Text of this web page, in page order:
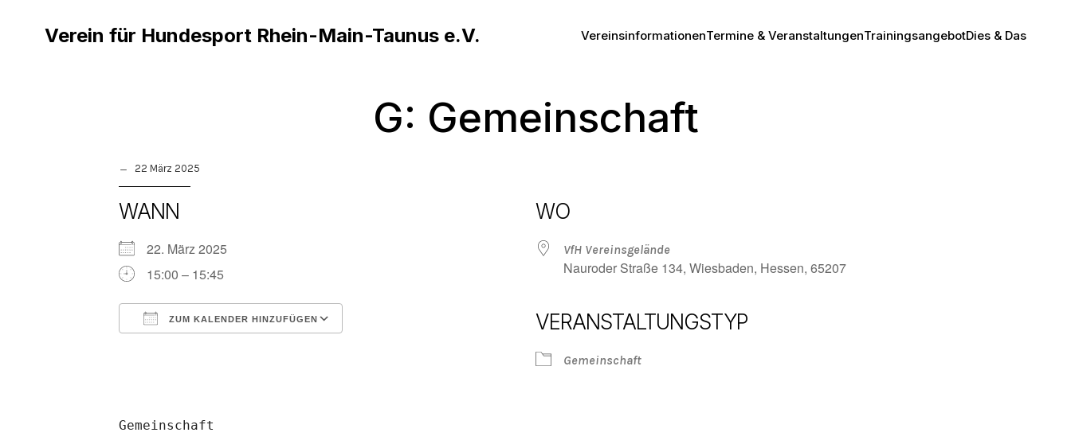
Verein für Hundesport Rhein-Main-Taunus e.V. VereinsinformationenTermine & VeranstaltungenTrainingsangebotDies & Das
G: Gemeinschaft
22 März 2025
WANN
22. März 2025
15:00 – 15:45
ZUM KALENDER HINZUFÜGEN
WO
VfH Vereinsgelände
Nauroder Straße 134, Wiesbaden, Hessen, 65207
VERANSTALTUNGSTYP
Gemeinschaft
Gemeinschaft